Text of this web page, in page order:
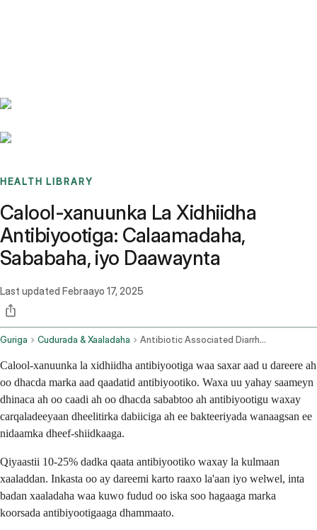
HEALTH LIBRARY
Calool-xanuunka La Xidhiidha
Antibiyootiga: Calaamadaha,
Sababaha, iyo Daawaynta
Last updated Febraayo 17, 2025
Guriga Cudurada & Xaaladaha Antibiotic Associated Diarrhea
Calool-xanuunka la xidhiidha antibiyootiga waa saxar aad u dareere ah
oo dhacda marka aad qaadatid antibiyootiko. Waxa uu yahay saameyn
dhinaca ah oo caadi ah oo dhacda sababtoo ah antibiyootigu waxay
carqaladeeyaan dheelitirka dabiiciga ah ee bakteeriyada wanaagsan ee
nidaamka dheef-shiidkaaga.
Qiyaastii 10-25% dadka qaata antibiyootiko waxay la kulmaan
xaaladdan. Inkasta oo ay dareemi karto raaxo la'aan iyo welwel, inta
badan xaaladaha waa kuwo fudud oo iska soo hagaaga marka
koorsada antibiyootigaaga dhammaato.